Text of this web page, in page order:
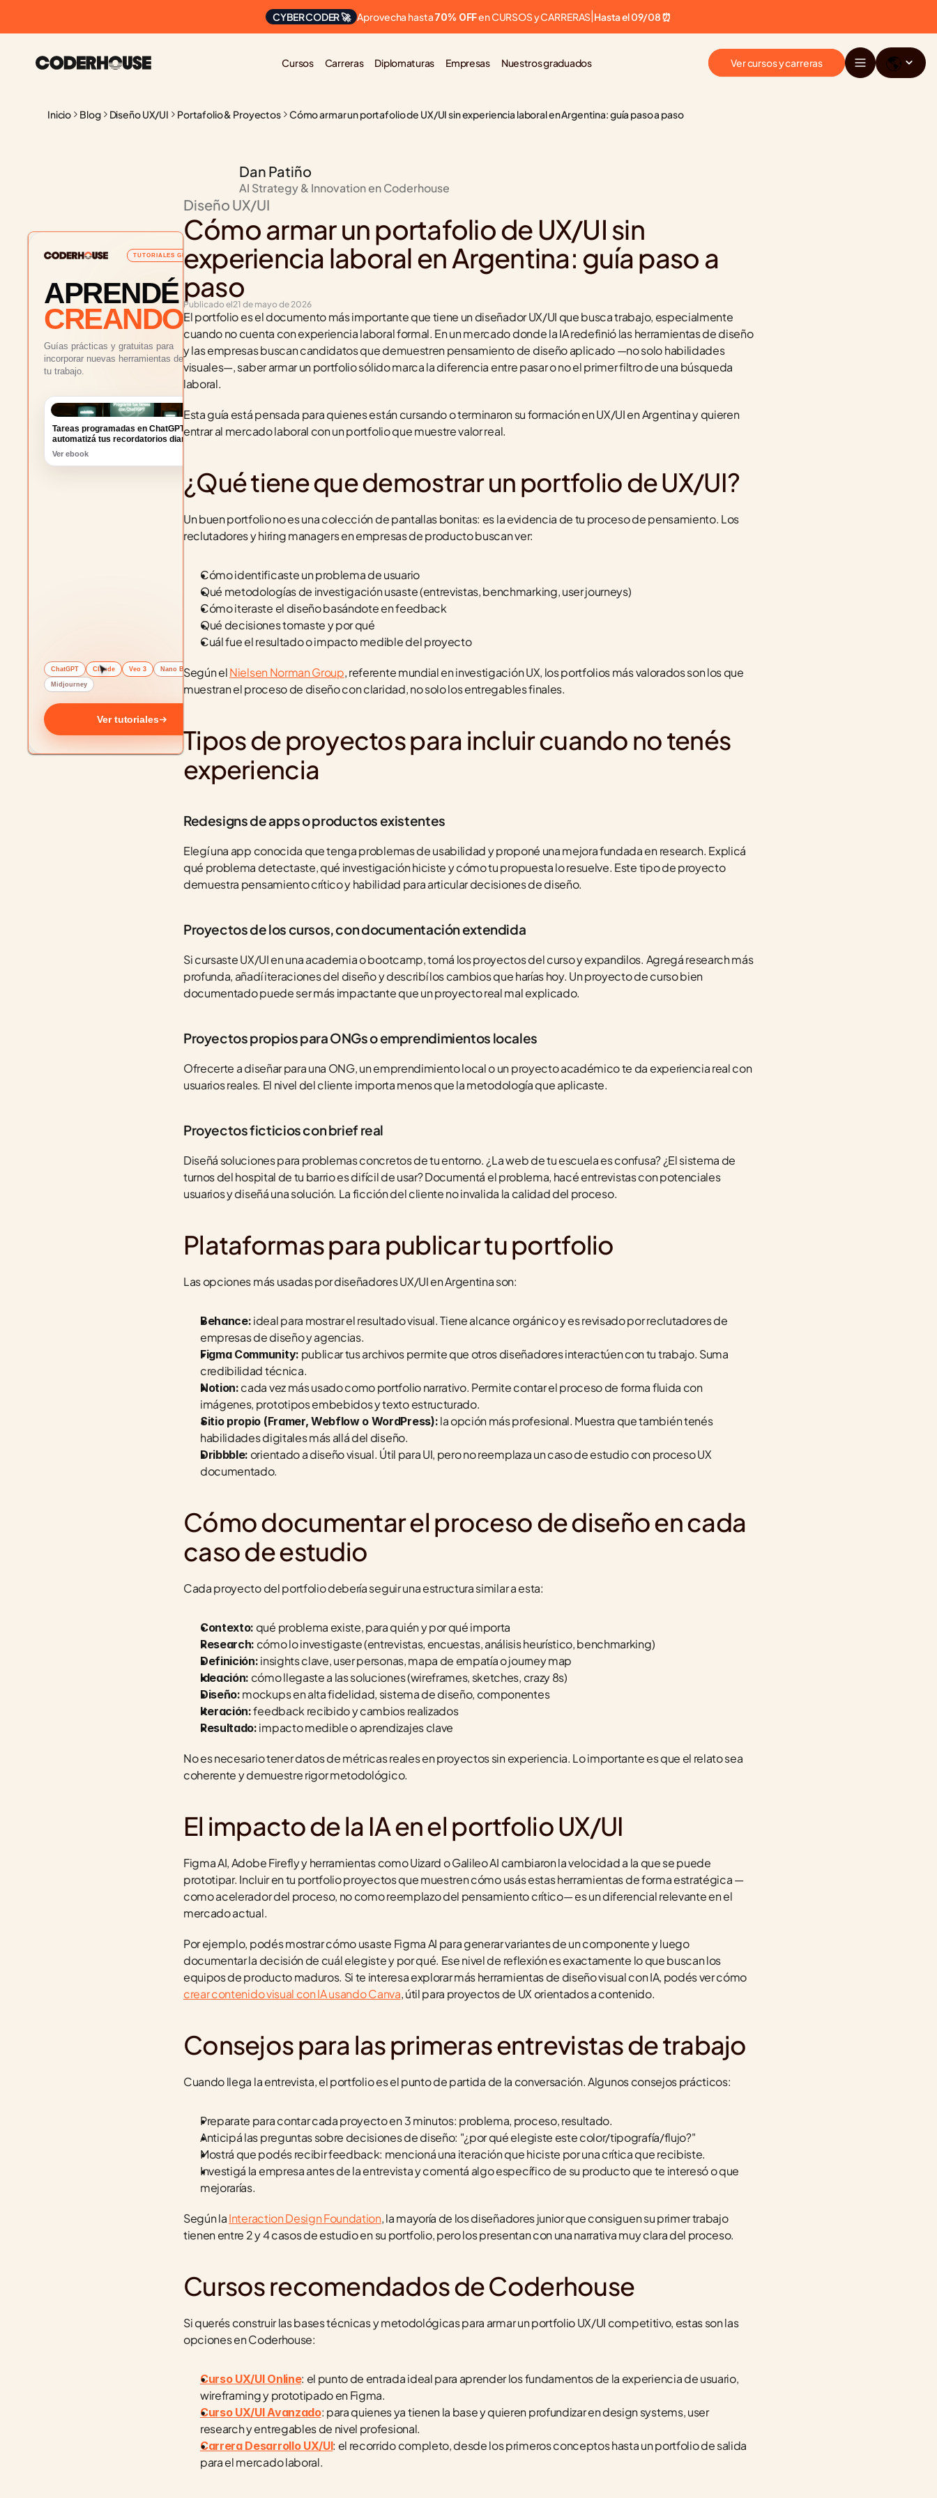
CYBER CODER 🚀 Aprovecha hasta 70% OFF en CURSOS y CARRERAS Hasta el 09/08 ⏰
Cursos Carreras Diplomaturas Empresas Nuestros graduados Ver cursos y carreras 🌎
Inicio Blog Diseño UX/UI Portafolio & Proyectos Cómo armar un portafolio de UX/UI sin experiencia laboral en Argentina: guía paso a paso
TUTORIALES GRATUITOS
APRENDÉ
CREANDO
Guías prácticas y gratuitas para
incorporar nuevas herramientas de IA a
tu trabajo.
Tareas programadas en ChatGPT:
automatizá tus recordatorios diarios
Ver ebook
ChatGPT Claude Veo 3 Nano Banana
Midjourney
Ver tutoriales
Dan Patiño
AI Strategy & Innovation en Coderhouse
Diseño UX/UI
Cómo armar un portafolio de UX/UI sin
experiencia laboral en Argentina: guía paso a
paso
Publicado el21 de mayo de 2026
El portfolio es el documento más importante que tiene un diseñador UX/UI que busca trabajo, especialmente
cuando no cuenta con experiencia laboral formal. En un mercado donde la IA redefinió las herramientas de diseño
y las empresas buscan candidatos que demuestren pensamiento de diseño aplicado —no solo habilidades
visuales—, saber armar un portfolio sólido marca la diferencia entre pasar o no el primer filtro de una búsqueda
laboral.
Esta guía está pensada para quienes están cursando o terminaron su formación en UX/UI en Argentina y quieren
entrar al mercado laboral con un portfolio que muestre valor real.
¿Qué tiene que demostrar un portfolio de UX/UI?
Un buen portfolio no es una colección de pantallas bonitas: es la evidencia de tu proceso de pensamiento. Los
reclutadores y hiring managers en empresas de producto buscan ver:
Cómo identificaste un problema de usuario
Qué metodologías de investigación usaste (entrevistas, benchmarking, user journeys)
Cómo iteraste el diseño basándote en feedback
Qué decisiones tomaste y por qué
Cuál fue el resultado o impacto medible del proyecto
Según el Nielsen Norman Group, referente mundial en investigación UX, los portfolios más valorados son los que
muestran el proceso de diseño con claridad, no solo los entregables finales.
Tipos de proyectos para incluir cuando no tenés
experiencia
Redesigns de apps o productos existentes
Elegí una app conocida que tenga problemas de usabilidad y proponé una mejora fundada en research. Explicá
qué problema detectaste, qué investigación hiciste y cómo tu propuesta lo resuelve. Este tipo de proyecto
demuestra pensamiento crítico y habilidad para articular decisiones de diseño.
Proyectos de los cursos, con documentación extendida
Si cursaste UX/UI en una academia o bootcamp, tomá los proyectos del curso y expandilos. Agregá research más
profunda, añadí iteraciones del diseño y describí los cambios que harías hoy. Un proyecto de curso bien
documentado puede ser más impactante que un proyecto real mal explicado.
Proyectos propios para ONGs o emprendimientos locales
Ofrecerte a diseñar para una ONG, un emprendimiento local o un proyecto académico te da experiencia real con
usuarios reales. El nivel del cliente importa menos que la metodología que aplicaste.
Proyectos ficticios con brief real
Diseñá soluciones para problemas concretos de tu entorno. ¿La web de tu escuela es confusa? ¿El sistema de
turnos del hospital de tu barrio es difícil de usar? Documentá el problema, hacé entrevistas con potenciales
usuarios y diseñá una solución. La ficción del cliente no invalida la calidad del proceso.
Plataformas para publicar tu portfolio
Las opciones más usadas por diseñadores UX/UI en Argentina son:
Behance: ideal para mostrar el resultado visual. Tiene alcance orgánico y es revisado por reclutadores de
empresas de diseño y agencias.
Figma Community: publicar tus archivos permite que otros diseñadores interactúen con tu trabajo. Suma
credibilidad técnica.
Notion: cada vez más usado como portfolio narrativo. Permite contar el proceso de forma fluida con
imágenes, prototipos embebidos y texto estructurado.
Sitio propio (Framer, Webflow o WordPress): la opción más profesional. Muestra que también tenés
habilidades digitales más allá del diseño.
Dribbble: orientado a diseño visual. Útil para UI, pero no reemplaza un caso de estudio con proceso UX
documentado.
Cómo documentar el proceso de diseño en cada
caso de estudio
Cada proyecto del portfolio debería seguir una estructura similar a esta:
Contexto: qué problema existe, para quién y por qué importa
Research: cómo lo investigaste (entrevistas, encuestas, análisis heurístico, benchmarking)
Definición: insights clave, user personas, mapa de empatía o journey map
Ideación: cómo llegaste a las soluciones (wireframes, sketches, crazy 8s)
Diseño: mockups en alta fidelidad, sistema de diseño, componentes
Iteración: feedback recibido y cambios realizados
Resultado: impacto medible o aprendizajes clave
No es necesario tener datos de métricas reales en proyectos sin experiencia. Lo importante es que el relato sea
coherente y demuestre rigor metodológico.
El impacto de la IA en el portfolio UX/UI
Figma AI, Adobe Firefly y herramientas como Uizard o Galileo AI cambiaron la velocidad a la que se puede
prototipar. Incluir en tu portfolio proyectos que muestren cómo usás estas herramientas de forma estratégica —
como acelerador del proceso, no como reemplazo del pensamiento crítico— es un diferencial relevante en el
mercado actual.
Por ejemplo, podés mostrar cómo usaste Figma AI para generar variantes de un componente y luego
documentar la decisión de cuál elegiste y por qué. Ese nivel de reflexión es exactamente lo que buscan los
crear contenido visual con IA usando Canva, útil para proyectos de UX orientados a contenido.
Consejos para las primeras entrevistas de trabajo
Cuando llega la entrevista, el portfolio es el punto de partida de la conversación. Algunos consejos prácticos:
Preparate para contar cada proyecto en 3 minutos: problema, proceso, resultado.
Anticipá las preguntas sobre decisiones de diseño: "¿por qué elegiste este color/tipografía/flujo?"
Mostrá que podés recibir feedback: mencioná una iteración que hiciste por una crítica que recibiste.
Investigá la empresa antes de la entrevista y comentá algo específico de su producto que te interesó o que
mejorarías.
Según la Interaction Design Foundation, la mayoría de los diseñadores junior que consiguen su primer trabajo
tienen entre 2 y 4 casos de estudio en su portfolio, pero los presentan con una narrativa muy clara del proceso.
Cursos recomendados de Coderhouse
Si querés construir las bases técnicas y metodológicas para armar un portfolio UX/UI competitivo, estas son las
opciones en Coderhouse:
Curso UX/UI Online: el punto de entrada ideal para aprender los fundamentos de la experiencia de usuario,
wireframing y prototipado en Figma.
Curso UX/UI Avanzado: para quienes ya tienen la base y quieren profundizar en design systems, user
research y entregables de nivel profesional.
Carrera Desarrollo UX/UI: el recorrido completo, desde los primeros conceptos hasta un portfolio de salida
para el mercado laboral.